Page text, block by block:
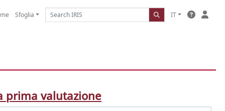
Sfoglia IT
prima valutazione